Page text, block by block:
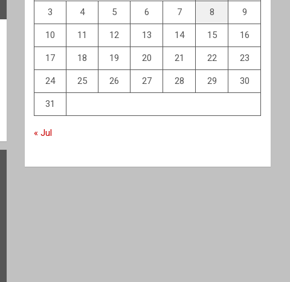
3 4 5 6 7 8 9
10 11 12 13 14 15 16
17 18 19 20 21 22 23
24 25 26 27 28 29 30
31
« Jul